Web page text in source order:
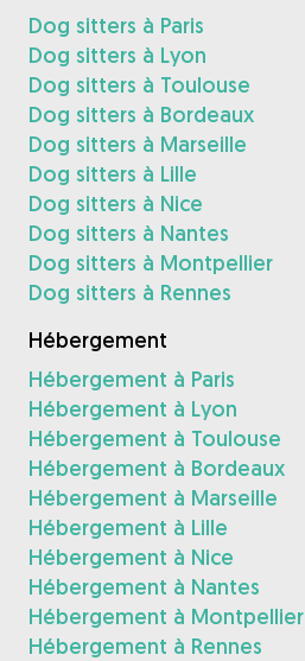
Dog sitters à Paris
Dog sitters à Lyon
Dog sitters à Toulouse
Dog sitters à Bordeaux
Dog sitters à Marseille
Dog sitters à Lille
Dog sitters à Nice
Dog sitters à Nantes
Dog sitters à Montpellier
Dog sitters à Rennes
Hébergement
Hébergement à Paris
Hébergement à Lyon
Hébergement à Toulouse
Hébergement à Bordeaux
Hébergement à Marseille
Hébergement à Lille
Hébergement à Nice
Hébergement à Nantes
Hébergement à Montpellier
Hébergement à Rennes